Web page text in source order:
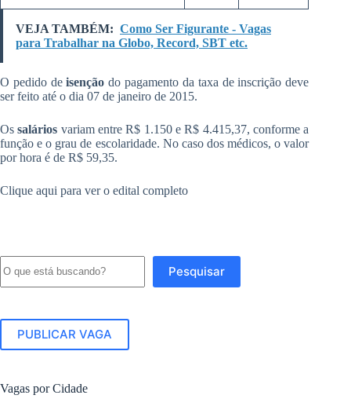
VEJA TAMBÉM: Como Ser Figurante - Vagas
para Trabalhar na Globo, Record, SBT etc.
O pedido deisenção do pagamento da taxa de inscrição deve
ser feito até o dia 07 de janeiro de 2015.
Ossalários variam entre R$ 1.150 e R$ 4.415,37, conforme a
função e o grau de escolaridade. No caso dos médicos, o valor
por hora é de R$ 59,35.
Clique aqui para ver o edital completo
Pesquisar
PUBLICAR VAGA
Vagas por Cidade